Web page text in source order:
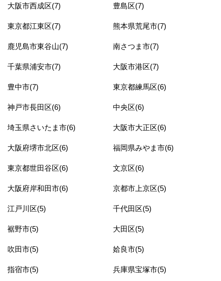
大阪市西成区(7) 豊島区(7)
東京都江東区(7) 熊本県荒尾市(7)
鹿児島市東谷山(7) 南さつま市(7)
千葉県浦安市(7) 大阪市港区(7)
豊中市(7) 東京都練馬区(6)
神戸市長田区(6) 中央区(6)
埼玉県さいたま市(6) 大阪市大正区(6)
大阪府堺市北区(6) 福岡県みやま市(6)
東京都世田谷区(6) 文京区(6)
大阪府岸和田市(6) 京都市上京区(5)
江戸川区(5) 千代田区(5)
裾野市(5) 大田区(5)
吹田市(5) 姶良市(5)
指宿市(5) 兵庫県宝塚市(5)